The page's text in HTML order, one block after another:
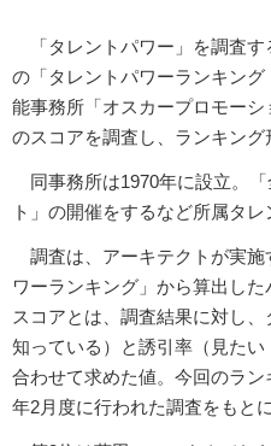
「タレントパワー」を調査す
の「タレントパワーランキン
能事務所「オスカープロモー
のスコアを調査し、ランキング
同事務所は1970年に設立。
ト」の開催をするなど所属タ
調査は、アーキテクトが実施
ワーランキング」から算出し
スコアとは、調査結果に対し
知っている）と誘引率（見た
合わせて求めた値。今回のラ
年2月度に行われた調査をもと